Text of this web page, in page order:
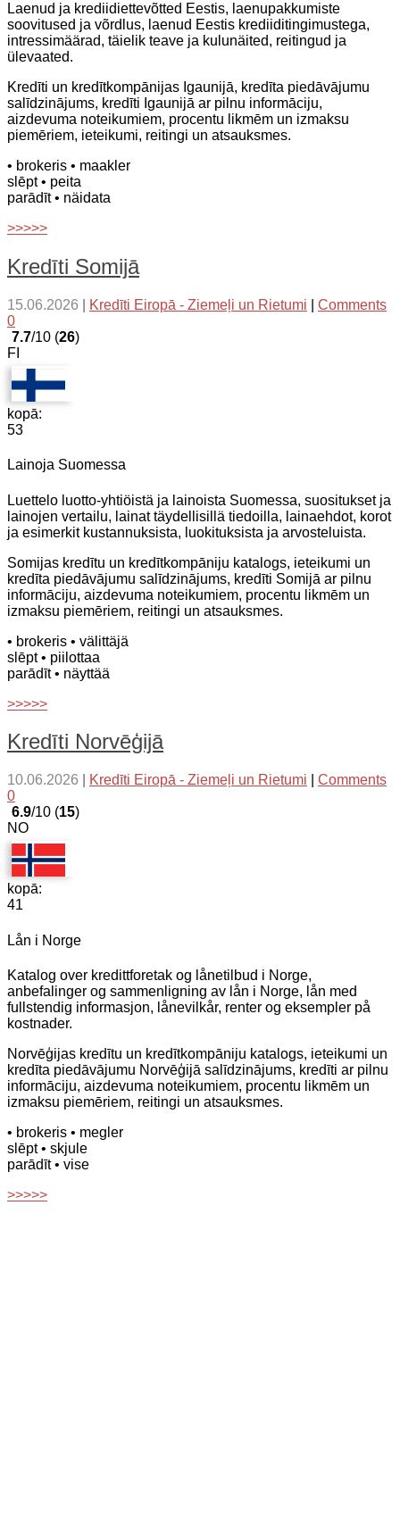
Laenud ja krediidiettevõtted Eestis, laenupakkumiste
soovitused ja võrdlus, laenud Eestis krediiditingimustega,
intressimäärad, täielik teave ja kulunäited, reitingud ja
ülevaated.
Kredīti un kredītkompānijas Igaunijā, kredīta piedāvājumu
salīdzinājums, kredīti Igaunijā ar pilnu informāciju,
aizdevuma noteikumiem, procentu likmēm un izmaksu
piemēriem, ieteikumi, reitingi un atsauksmes.
• brokeris • maakler
slēpt• peita
parādīt• näidata
>>>>>
Kredīti Somijā
15.06.2026 Kredīti Eiropā - Ziemeļi un Rietumi
Comments
0
7.7/10 (26)
FI
kopā:
53
Lainoja Suomessa
Luettelo luotto-yhtiöistä ja lainoista Suomessa, suositukset ja
lainojen vertailu, lainat täydellisillä tiedoilla, lainaehdot, korot
ja esimerkit kustannuksista, luokituksista ja arvosteluista.
Somijas kredītu un kredītkompāniju katalogs, ieteikumi un
kredīta piedāvājumu salīdzinājums, kredīti Somijā ar pilnu
informāciju, aizdevuma noteikumiem, procentu likmēm un
izmaksu piemēriem, reitingi un atsauksmes.
• brokeris • välittäjä
slēpt• piilottaa
parādīt• näyttää
>>>>>
Kredīti Norvēģijā
10.06.2026 Kredīti Eiropā - Ziemeļi un Rietumi
Comments
0
6.9/10 (15)
NO
kopā:
41
Lån i Norge
Katalog over kredittforetak og lånetilbud i Norge,
anbefalinger og sammenligning av lån i Norge, lån med
fullstendig informasjon, lånevilkår, renter og eksempler på
kostnader.
Norvēģijas kredītu un kredītkompāniju katalogs, ieteikumi un
kredīta piedāvājumu Norvēģijā salīdzinājums, kredīti ar pilnu
informāciju, aizdevuma noteikumiem, procentu likmēm un
izmaksu piemēriem, reitingi un atsauksmes.
• brokeris • megler
slēpt• skjule
parādīt• vise
>>>>>